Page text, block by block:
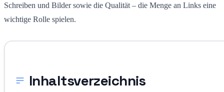
Schreiben und Bilder sowie die Qualität – die Menge an Links eine
wichtige Rolle spielen.
Inhaltsverzeichnis